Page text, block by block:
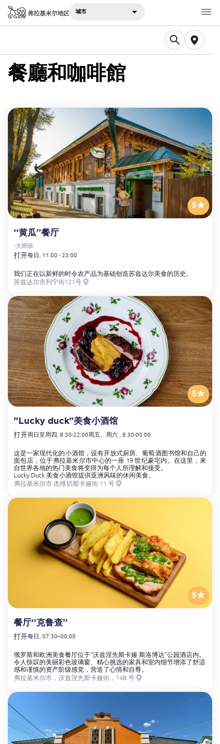
城市
在哪里住宿
建议
景点
旅行笔记
Русский
English
餐廳和咖啡館
“黄瓜”餐厅
大师班
打开每日, 11:00 - 23:00
5
我们正在以新鲜的时令农产品为基础创造苏兹达尔美食的历史。
苏兹达尔市列宁街121号
"Lucky duck"美食小酒馆
打开周日至周四, 8:30-22:00周五、周六 , 8:30-00:00
5
这是一家现代化的小酒馆，设有开放式厨房、葡萄酒图书馆和自己的
面包店，位于弗拉基米尔市中心的一座 19 世纪豪宅内。在这里，来
自世界各地的热门美食将变得为每个人所理解和接受。
Lucky Duck 美食小酒馆提供亚洲风味的休闲美食。
弗拉基米尔市 杰维切斯卡娅街 11 号
餐厅“克鲁查”
打开每日, 07:30–00:00
5
俄罗斯和欧洲美食餐厅位于“沃兹涅先斯卡娅·斯洛博达”公园酒店内。
令人惊叹的美丽彩色玻璃窗、精心挑选的家具和室内细节增添了舒适
感和谨慎的资产阶级感觉，营造了心情和自尊。
弗拉基米尔市，沃兹涅先斯卡娅街，14B 号